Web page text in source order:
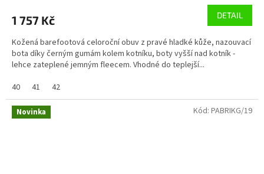
1 757 Kč DETAIL
Kožená barefootová celoroční obuv z pravé hladké kůže, nazouvací
bota díky černým gumám kolem kotníku, boty vyšší nad kotník -
lehce zateplené jemným fleecem. Vhodné do teplejší...
40
41 42
Novinka Kód: PABRIKG/19